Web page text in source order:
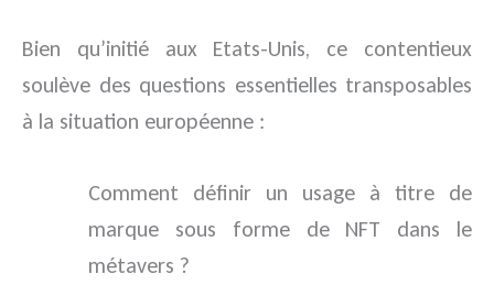
Bien qu’initié aux Etats-Unis, ce contentieux
soulève des questions essentielles transposables
à la situation européenne :
Comment définir un usage à titre de
marque sous forme de NFT dans le
métavers ?